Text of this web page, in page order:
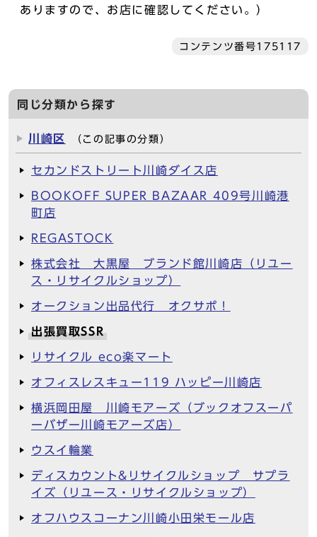
ありますので、お店に確認してください。）
コンテンツ番号175117
同じ分類から探す
川崎区 （この記事の分類）
セカンドストリート川崎ダイス店
BOOKOFF SUPER BAZAAR 409号川崎港
町店
REGASTOCK
株式会社 大黒屋 ブランド館川崎店（リユー
ス・リサイクルショップ）
オークション出品代行 オクサポ！
出張買取SSR
リサイクル eco楽マート
オフィスレスキュー119 ハッピー川崎店
横浜岡田屋 川崎モアーズ（ブックオフスーパ
ーバザー川崎モアーズ店）
ウスイ輪業
ディスカウント&リサイクルショップ サプラ
イズ（リユース・リサイクルショップ）
オフハウスコーナン川崎小田栄モール店